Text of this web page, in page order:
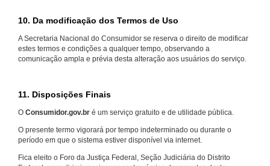
10. Da modificação dos Termos de Uso
A Secretaria Nacional do Consumidor se reserva o direito de modificar
estes termos e condições a qualquer tempo, observando a
comunicação ampla e prévia desta alteração aos usuários do serviço.
11. Disposições Finais
O Consumidor.gov.br é um serviço gratuito e de utilidade pública.
O presente termo vigorará por tempo indeterminado ou durante o
período em que o sistema estiver disponível via internet.
Fica eleito o Foro da Justiça Federal, Seção Judiciária do Distrito